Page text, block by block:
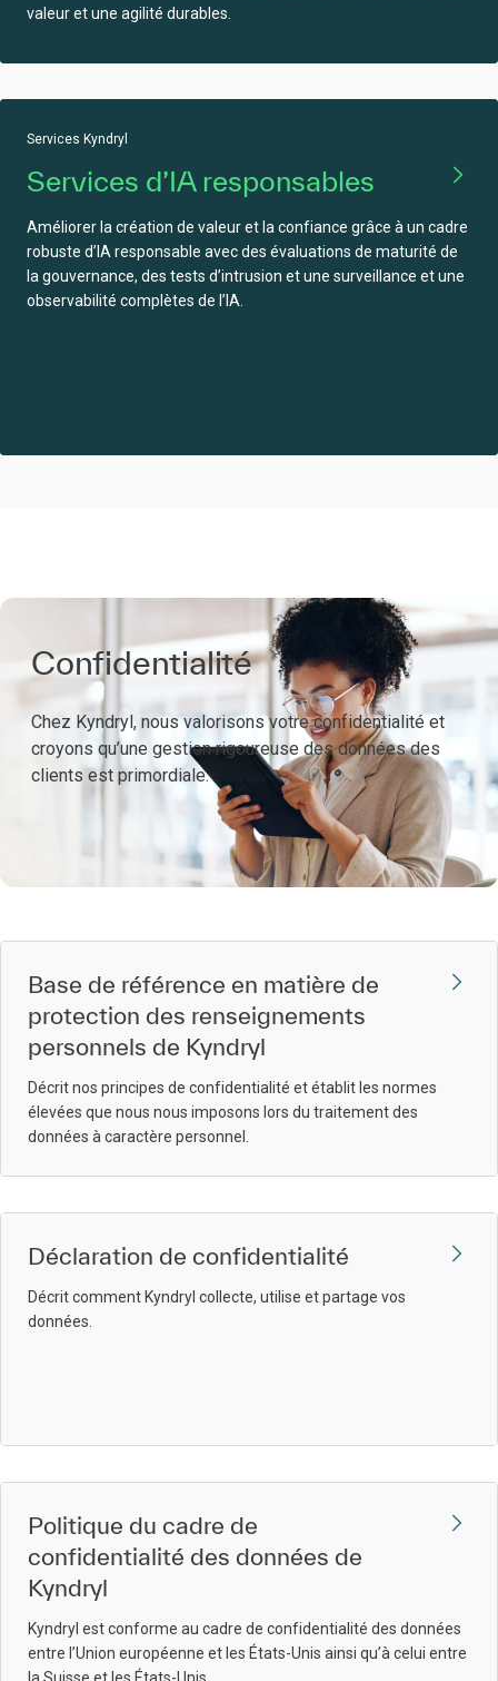
valeur et une agilité durables.
Services Kyndryl
Services d’IA responsables
Améliorer la création de valeur et la confiance grâce à un cadre
robuste d’IA responsable avec des évaluations de maturité de
la gouvernance, des tests d’intrusion et une surveillance et une
observabilité complètes de l’IA.
Confidentialité
Chez Kyndryl, nous valorisons votre confidentialité et
croyons qu’une gestion rigoureuse des données des
clients est primordiale.
Base de référence en matière de
protection des renseignements
personnels de Kyndryl
Décrit nos principes de confidentialité et établit les normes
élevées que nous nous imposons lors du traitement des
données à caractère personnel.
Déclaration de confidentialité
Décrit comment Kyndryl collecte, utilise et partage vos
données.
Politique du cadre de
confidentialité des données de
Kyndryl
Kyndryl est conforme au cadre de confidentialité des données
entre l’Union européenne et les États-Unis ainsi qu’à celui entre